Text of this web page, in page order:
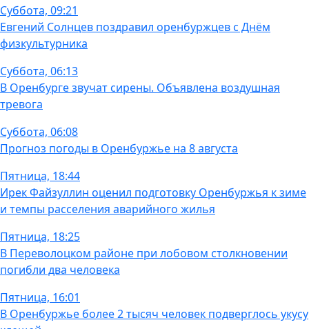
Суббота, 09:21
Евгений Солнцев поздравил оренбуржцев с Днём
физкультурника
Суббота, 06:13
В Оренбурге звучат сирены. Объявлена воздушная
тревога
Суббота, 06:08
Прогноз погоды в Оренбуржье на 8 августа
Пятница, 18:44
Ирек Файзуллин оценил подготовку Оренбуржья к зиме
и темпы расселения аварийного жилья
Пятница, 18:25
В Переволоцком районе при лобовом столкновении
погибли два человека
Пятница, 16:01
В Оренбуржье более 2 тысяч человек подверглось укусу